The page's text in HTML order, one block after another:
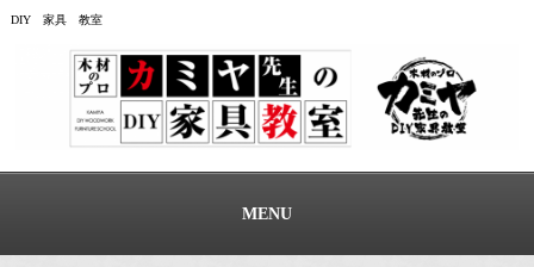
DIY 家具 教室
MENU